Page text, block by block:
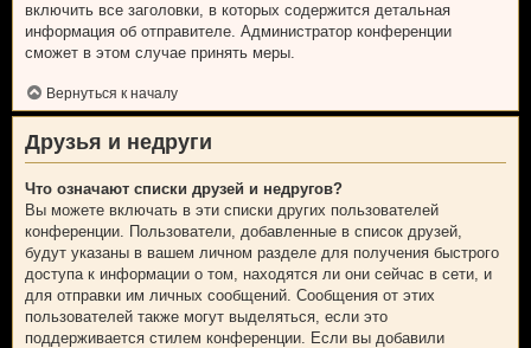
включить все заголовки, в которых содержится детальная
информация об отправителе. Администратор конференции
сможет в этом случае принять меры.
Вернуться к началу
Друзья и недруги
Что означают списки друзей и недругов?
Вы можете включать в эти списки других пользователей
конференции. Пользователи, добавленные в список друзей,
будут указаны в вашем личном разделе для получения быстрого
доступа к информации о том, находятся ли они сейчас в сети, и
для отправки им личных сообщений. Сообщения от этих
пользователей также могут выделяться, если это
поддерживается стилем конференции. Если вы добавили